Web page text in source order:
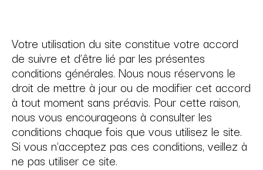
Votre utilisation du site constitue votre accord
de suivre et d’être lié par les présentes
conditions générales. Nous nous réservons le
droit de mettre à jour ou de modifier cet accord
à tout moment sans préavis. Pour cette raison,
nous vous encourageons à consulter les
conditions chaque fois que vous utilisez le site.
Si vous n'acceptez pas ces conditions, veillez à
ne pas utiliser ce site.